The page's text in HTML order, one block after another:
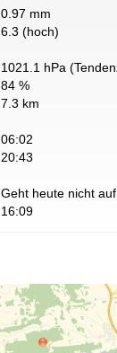
0.97 mm
6.3 (hoch)
1021.1 hPa
84 %
7.3 km
06:02
20:43
Geht heute nicht auf
16:09